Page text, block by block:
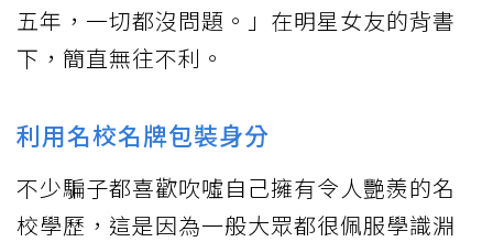
五年，一切都沒問題。」在明星女友的背書
下，簡直無往不利。
利用名校名牌包裝身分
不少騙子都喜歡吹噓自己擁有令人艷羨的名
校學歷，這是因為一般大眾都很佩服學識淵